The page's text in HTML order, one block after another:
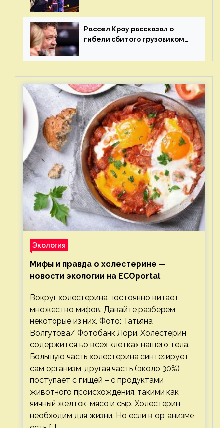
отцов»
Рассел Кроу рассказал о
гибели сбитого грузовиком
Экология
Мифы и правда о холестерине —
новости экологии на ECOportal
Вокруг холестерина постоянно витает
множество мифов. Давайте разберем
некоторые из них. Фото: Татьяна
Волгутова/ Фотобанк Лори. Холестерин
содержится во всех клетках нашего тела.
Большую часть холестерина синтезирует
сам организм, другая часть (около 30%)
поступает с пищей – с продуктами
животного происхождения, такими как
яичный желток, мясо и сыр. Холестерин
необходим для жизни. Но если в организме